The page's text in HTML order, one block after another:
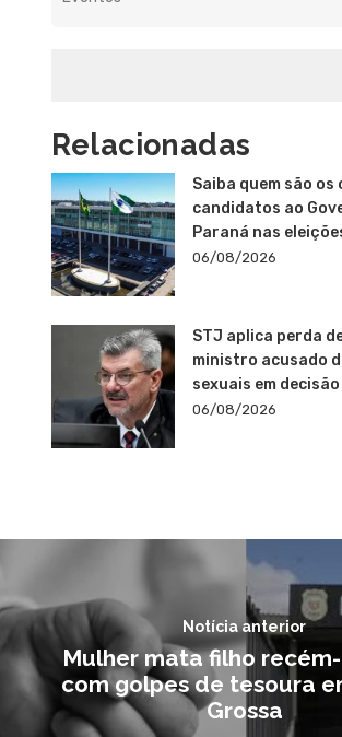
Relacionadas
Saiba quem são os
candidatos ao
Paraná nas
06/08/2026
STJ aplica perda
ministro acusado
sexuais em
06/08/2026
Notícia anterior
Mulher mata filho
com golpes de tesoura
Grossa